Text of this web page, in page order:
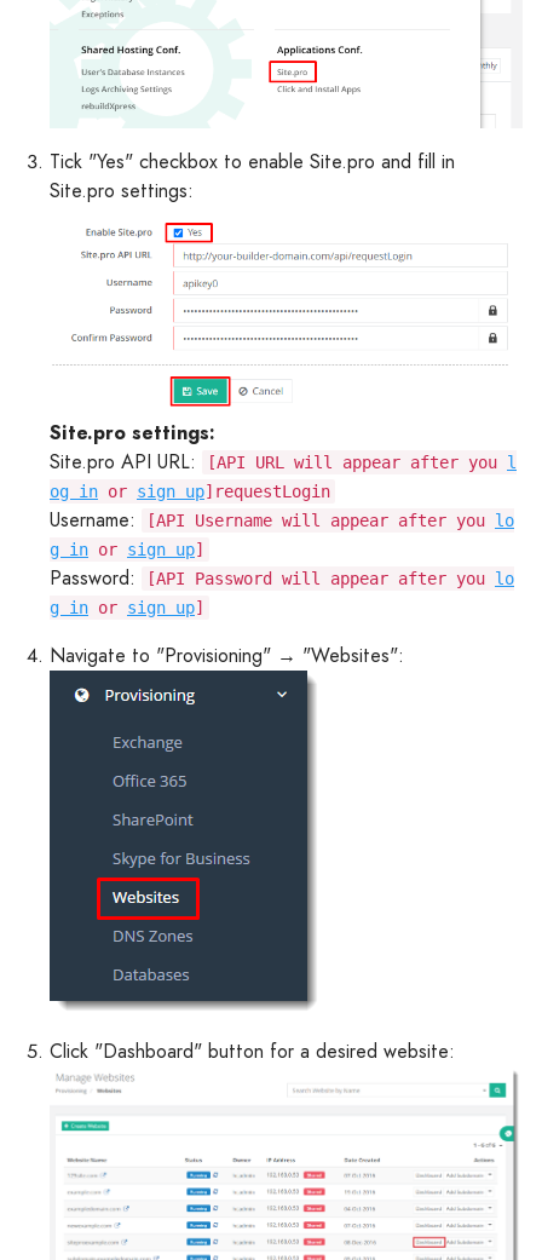
Tick "Yes" checkbox to enable Site.pro and fill in
Site.pro settings:
Site.pro settings:
Site.pro API URL:
[API URL will appear after you l
og in or sign up]requestLogin
Username: [API Username will appear after you lo
g in or sign up]
Password: [API Password will appear after you lo
g in or sign up]
Navigate to "Provisioning" → "Websites":
Click "Dashboard" button for a desired website: